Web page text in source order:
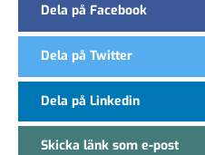
Dela på Facebook
Dela på Twitter
Dela på Linkedin
Skicka länk som e-post